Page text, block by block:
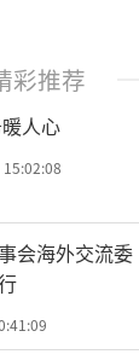
彩推荐
人心
会海外交流委